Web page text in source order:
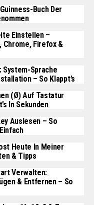
Buch Der
Einstellen –
Chrome, Firefox &
System-Sprache
– So Klappt’s
(Ø) Auf Tastatur
In Sekunden
Auslesen – So
Heute In Meiner
& Tipps
Verwalten:
& Entfernen – So